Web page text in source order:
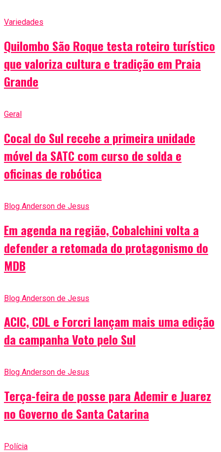
Variedades
Quilombo São Roque testa roteiro turístico
que valoriza cultura e tradição em Praia
Grande
Geral
Cocal do Sul recebe a primeira unidade
móvel da SATC com curso de solda e
oficinas de robótica
Blog Anderson de Jesus
Em agenda na região, Cobalchini volta a
defender a retomada do protagonismo do
MDB
Blog Anderson de Jesus
ACIC, CDL e Forcri lançam mais uma edição
da campanha Voto pelo Sul
Blog Anderson de Jesus
Terça-feira de posse para Ademir e Juarez
no Governo de Santa Catarina
Polícia